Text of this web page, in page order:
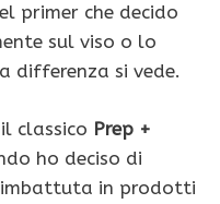
primer che decido
sul viso o lo
differenza si vede.
classico Prep +
ho deciso di
imbattuta in prodotti